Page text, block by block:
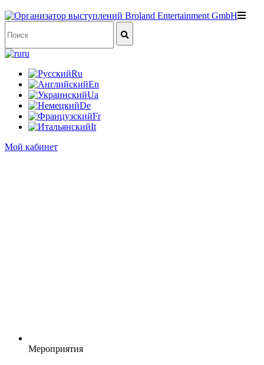
ru
Ru
En
Ua
De
Fr
It
Мой кабинет
Мероприятия